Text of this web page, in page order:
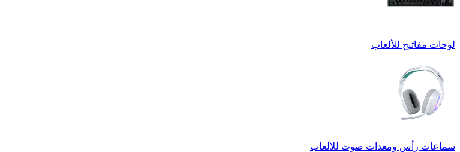
لوحات مفاتيح للألعاب
سماعات رأس ومعدات صوت للألعاب